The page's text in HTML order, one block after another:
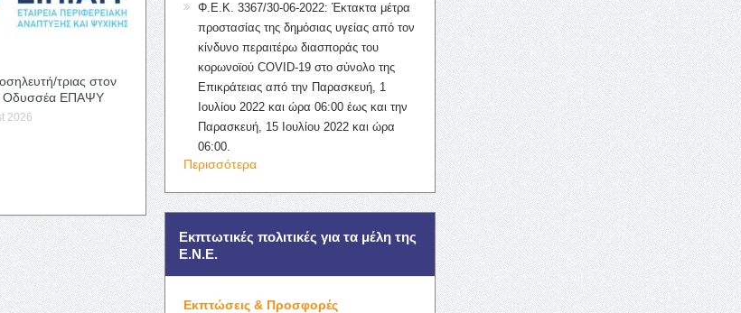
τριας στον
Οδυσσέα ΕΠΑΨΥ
2026
Φ.Ε.Κ. 3367/30-06-2022: Έκτακτα μέτρα
προστασίας της δημόσιας υγείας από τον
κίνδυνο περαιτέρω διασποράς του
κορωνοϊού COVID-19 στο σύνολο της
Επικράτειας από την Παρασκευή, 1
Ιουλίου 2022 και ώρα 06:00 έως και την
Παρασκευή, 15 Ιουλίου 2022 και ώρα
06:00.
Περισσότερα
Εκπτωτικές πολιτικές για τα μέλη της
Ε.Ν.Ε.
Εκπτώσεις & Προσφορές